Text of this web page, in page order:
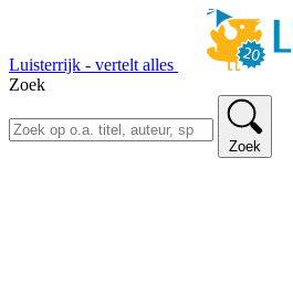
Luisterrijk - vertelt alles
Zoek
Zoek